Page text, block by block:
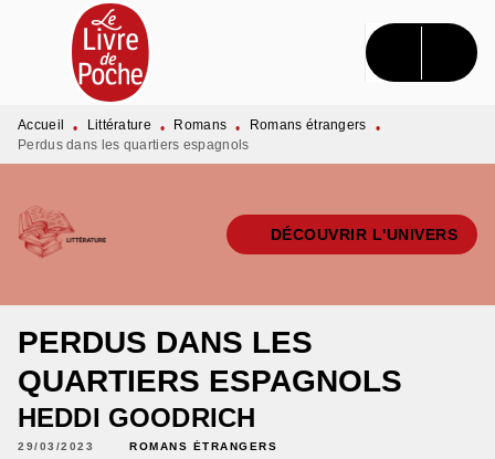
MENU RECHERCHE CONTENU
PIED DE PAGE
Accueil • Littérature • Romans • Romans étrangers
•
Perdus dans les quartiers espagnols
DÉCOUVRIR L'UNIVERS
PERDUS DANS LES
QUARTIERS ESPAGNOLS
HEDDI GOODRICH
29/03/2023 ROMANS ÉTRANGERS